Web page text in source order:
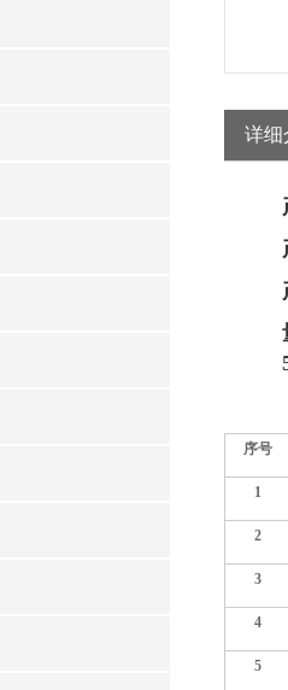
详细
序号
1
2
3
4
5